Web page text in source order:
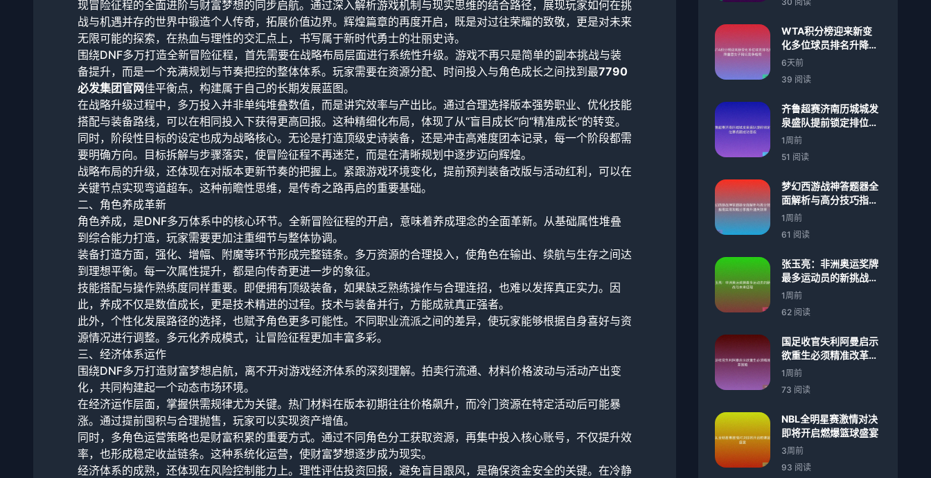
现冒险征程的全面进阶与财富梦想的同步启航。通过深入解析游戏机制与现实思维的结合路径，展现玩家如何在挑
战与机遇并存的世界中锻造个人传奇，拓展价值边界。辉煌篇章的再度开启，既是对过往荣耀的致敬，更是对未来
无限可能的探索，在热血与理性的交汇点上，书写属于新时代勇士的壮丽史诗。
围绕DNF多万打造全新冒险征程，首先需要在战略布局层面进行系统性升级。游戏不再只是简单的副本挑战与装
备提升，而是一个充满规划与节奏把控的整体体系。玩家需要在资源分配、时间投入与角色成长之间找到最7790
必发集团官网佳平衡点，构建属于自己的长期发展蓝图。
在战略升级过程中，多万投入并非单纯堆叠数值，而是讲究效率与产出比。通过合理选择版本强势职业、优化技能
搭配与装备路线，可以在相同投入下获得更高回报。这种精细化布局，体现了从“盲目成长”向“精准成长”的转变。
同时，阶段性目标的设定也成为战略核心。无论是打造顶级史诗装备，还是冲击高难度团本记录，每一个阶段都需
要明确方向。目标拆解与步骤落实，使冒险征程不再迷茫，而是在清晰规划中逐步迈向辉煌。
战略布局的升级，还体现在对版本更新节奏的把握上。紧跟游戏环境变化，提前预判装备改版与活动红利，可以在
关键节点实现弯道超车。这种前瞻性思维，是传奇之路再启的重要基础。
二、角色养成革新
角色养成，是DNF多万体系中的核心环节。全新冒险征程的开启，意味着养成理念的全面革新。从基础属性堆叠
到综合能力打造，玩家需要更加注重细节与整体协调。
装备打造方面，强化、增幅、附魔等环节形成完整链条。多万资源的合理投入，使角色在输出、续航与生存之间达
到理想平衡。每一次属性提升，都是向传奇更进一步的象征。
技能搭配与操作熟练度同样重要。即便拥有顶级装备，如果缺乏熟练操作与合理连招，也难以发挥真正实力。因
此，养成不仅是数值成长，更是技术精进的过程。技术与装备并行，方能成就真正强者。
此外，个性化发展路径的选择，也赋予角色更多可能性。不同职业流派之间的差异，使玩家能够根据自身喜好与资
源情况进行调整。多元化养成模式，让冒险征程更加丰富多彩。
三、经济体系运作
围绕DNF多万打造财富梦想启航，离不开对游戏经济体系的深刻理解。拍卖行流通、材料价格波动与活动产出变
化，共同构建起一个动态市场环境。
在经济运作层面，掌握供需规律尤为关键。热门材料在版本初期往往价格飙升，而冷门资源在特定活动后可能暴
涨。通过提前囤积与合理抛售，玩家可以实现资产增值。
同时，多角色运营策略也是财富积累的重要方式。通过不同角色分工获取资源，再集中投入核心账号，不仅提升效
率，也形成稳定收益链条。这种系统化运营，使财富梦想逐步成为现实。
经济体系的成熟，还体现在风险控制能力上。理性评估投资回报，避免盲目跟风，是确保资金安全的关键。在冷静
WTA积分榜迎来新变
化多位球员排名升降重
塑女子网坛竞争格局
6天前
39 阅读
齐鲁超赛济南历城城发
泉盛队提前锁定排位赛
名额成功晋级
1周前
51 阅读
梦幻西游战神答题器全
面解析与高分技巧指南
实用攻略分享提升通关
效率
1周前
61 阅读
张玉亮：非洲奥运奖牌
最多运动员的新挑战与
未来征程
1周前
62 阅读
国足收官失利阿曼启示
欲重生必须精准改革策
略
1周前
73 阅读
NBL全明星赛激情对决
即将开启燃爆篮球盛宴
3周前
93 阅读